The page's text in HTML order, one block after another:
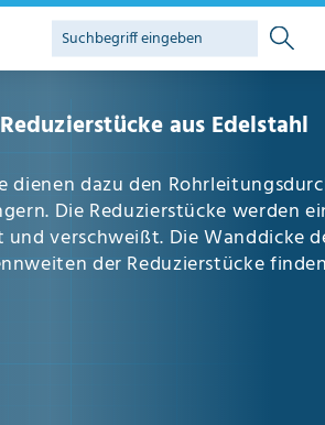
aus Edelstahl
dienen dazu den
Die Reduzierstücke werden
verschweißt. Die Wanddicke
der Reduzierstücke